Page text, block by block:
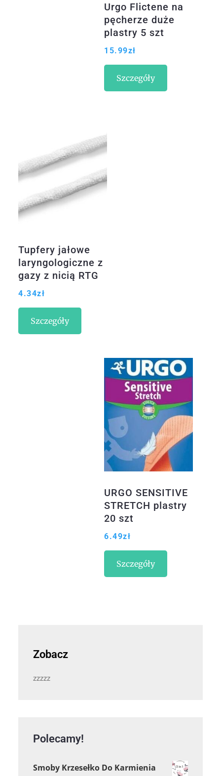
Urgo Flictene na
pęcherze duże
plastry 5 szt
15.99zł
Szczegóły
Tupfery jałowe
laryngologiczne z
gazy z nicią RTG
15x15cm 2 szt.
4.34zł
Szczegóły
URGO SENSITIVE
STRETCH plastry
20 szt
6.49zł
Szczegóły
Zobacz
zzzzz
Polecamy!
Smoby Krzesełko Do Karmienia